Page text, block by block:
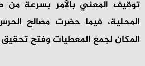
توقيف المعني بالأمر بسرعة
المحلية، فيما حضرت مصالح
المكان لجمع المعطيات وفتح